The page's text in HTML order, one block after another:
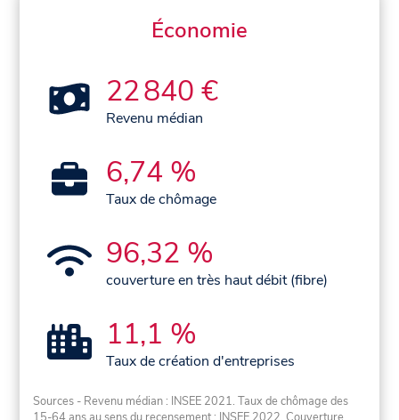
Économie
22 840 €
Revenu médian
6,74 %
Taux de chômage
96,32 %
couverture en très haut débit (fibre)
11,1 %
Taux de création d'entreprises
Sources - Revenu médian : INSEE 2021. Taux de chômage des